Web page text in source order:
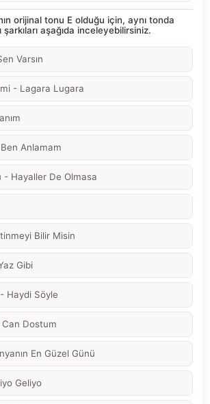
orijinal tonu E olduğu için, aynı tonda
şarkıları aşağıda inceleyebilirsiniz.
Varsın
- Lagara Lugara
Anlamam
- Hayaller De Olmasa
Bilir Misin
Gibi
Haydi Söyle
Dostum
En Güzel Günü
Geliyo